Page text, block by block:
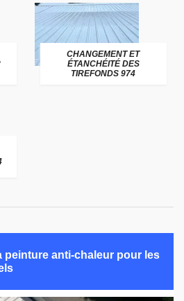
CHANGEMENT ET
ÉTANCHÉITÉ DES
TIREFONDS 974
peinture anti-chaleur pour les